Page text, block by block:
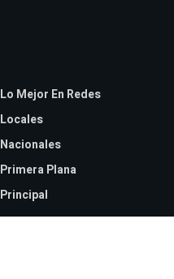
Lo Mejor En Redes
Locales
Nacionales
Primera Plana
Principal